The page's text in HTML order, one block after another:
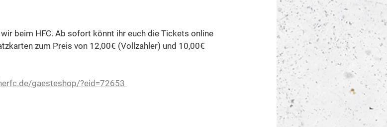
beim HFC. Ab sofort könnt ihr euch die Tickets online
zum Preis von 12,00€ (Vollzahler) und 10,00€
gaesteshop/?eid=72653